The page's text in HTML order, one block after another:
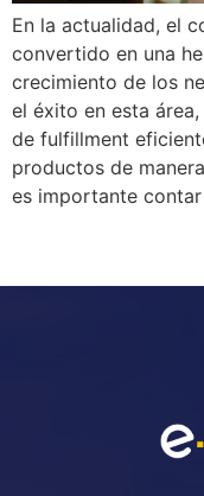
En la actualidad, el
convertido en una
crecimiento de los
el éxito en esta
de fulfillment
productos de
es importante